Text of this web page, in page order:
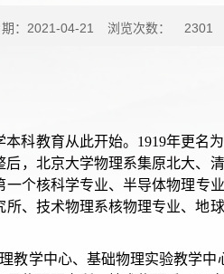
：2021-04-21 浏览次数： 2301
科教育从此开始。1919年更名
，北京大学物理系集原北大、
个核科学专业、半导体物理专
、技术物理系核物理专业、地
教学中心、基础物理实验教学